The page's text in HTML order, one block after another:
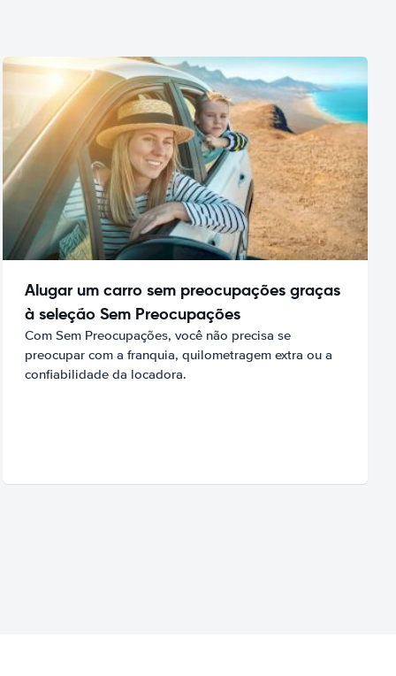
Alugar um carro sem preocupações graças
à seleção Sem Preocupações
Com Sem Preocupações, você não precisa se
preocupar com a franquia, quilometragem extra ou a
confiabilidade da locadora.